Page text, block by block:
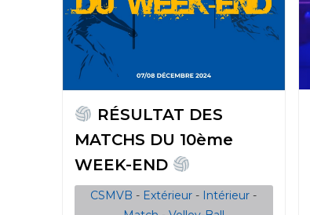
RÉSULTAT DES
MATCHS DU 10ème
WEEK-END
CSMVB - Extérieur - Intérieur -